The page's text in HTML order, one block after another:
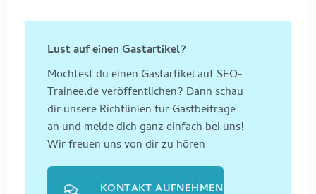
Lust auf einen Gastartikel?
Möchtest du einen Gastartikel auf SEO-
Trainee.de veröffentlichen? Dann schau
dir unsere Richtlinien für Gastbeiträge
an und melde dich ganz einfach bei uns!
Wir freuen uns von dir zu hören
KONTAKT AUFNEHMEN